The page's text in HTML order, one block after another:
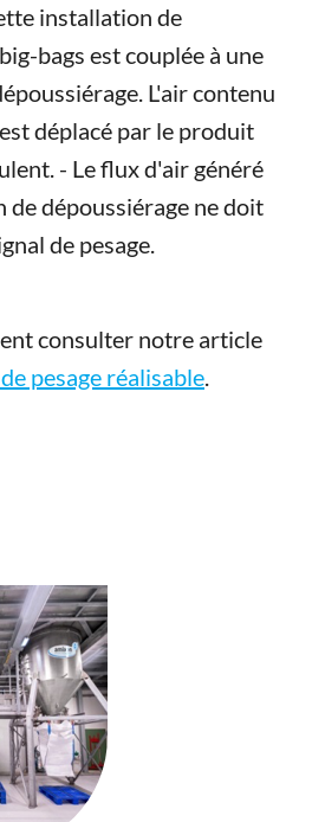
installation de
bags est couplée à une
L'air contenu
déplacé par le produit
- Le flux d'air généré
dépoussiérage ne doit
de pesage.
consulter notre article
pesage réalisable